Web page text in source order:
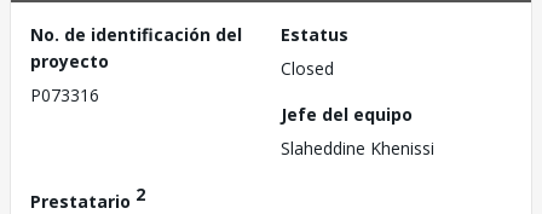
No. de identificación del
proyecto
P073316
Estatus
Closed
Jefe del equipo
Slaheddine Khenissi
Prestatario 2